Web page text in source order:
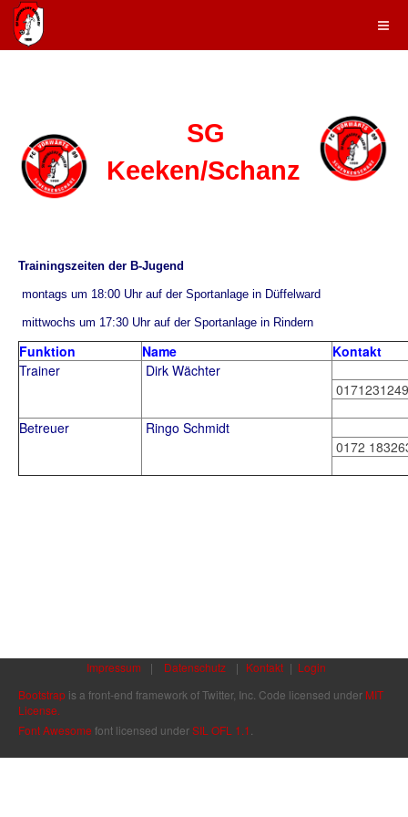
SG
Keeken/Schanz
Trainingszeiten der B-Jugend
montags um 18:00 Uhr auf der Sportanlage in Düffelward
mittwochs um 17:30 Uhr auf der Sportanlage in Rindern
Funktion Name
Kontakt
Trainer
Dirk Wächter
Betreuer
Ringo Schmidt
0172
Impressum | Datenschutz | Kontakt | Login
Bootstrap is a front-end framework of Twitter, Inc. Code licensed under MIT
License.
Font Awesome font licensed underSIL OFL 1.1